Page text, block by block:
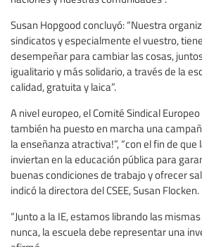
Susan Hopgood concluyó: “Nuestra
sindicatos y especialmente el vuestro,
desempeñar para cambiar las cosas,
igualitario y más solidario, a través de la
calidad, gratuita y laica”.
A nivel europeo, el Comité Sindical Europeo
también ha puesto en marcha una
la enseñanza atractiva!”, “con el fin de
inviertan en la educación pública para
buenas condiciones de trabajo y ofrecer
indicó la directora del CSEE, Susan Flocken.
“Junto a la IE, estamos librando las
nunca, la escuela debe representar una